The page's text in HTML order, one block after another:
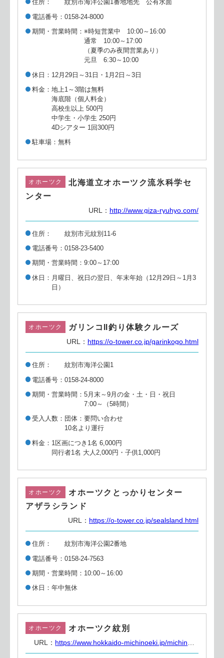
住所
紋別市海洋公園1番地地先 公有水面
電話番号
0158-24-8000
期間・営業時間
※時短営業中 10:00～16:00
通常 10:00～17:00
（夏季のみ夜間営業あり）
元旦 6:30～10:00
休日
12月29日～31日・1月2日～3日
料金
地上1～3階は無料
海底階（個人料金）
高校生以上 500円
中学生・小学生 250円
4Dシアター 1回300円
駐車場
無料
オホーツク
北海道立オホーツク流氷科学セ
ンター
URL： http://www.giza-ryuhyo.com/
住所
紋別市元紋別11-6
電話番号
0158-23-5400
期間・営業時間
9:00～17:00
休日
月曜日、祝日の翌日、年末年始（12月29日～1月3
日）
オホーツク ガリンコⅡ釣り体験クルーズ
URL： https://o-tower.co.jp/garinkogo.html
住所
紋別市海洋公園1
電話番号
0158-24-8000
期間・営業時間
5月末～9月の金・土・日・祝日
7:00～（5時間）
受入人数
団体：要問い合わせ
10名より運行
料金
1区画につき1名 6,000円
同行者1名 大人2,000円・子供1,000円
オホーツク
オホーツクとっかりセンター
アザラシランド
URL： https://o-tower.co.jp/sealsland.html
住所
紋別市海洋公園2番地
電話番号
0158-24-7563
期間・営業時間
10:00～16:00
休日
年中無休
オホーツク オホーツク紋別
URL： https://www.hokkaido-michinoeki.jp/michinoeki/626/